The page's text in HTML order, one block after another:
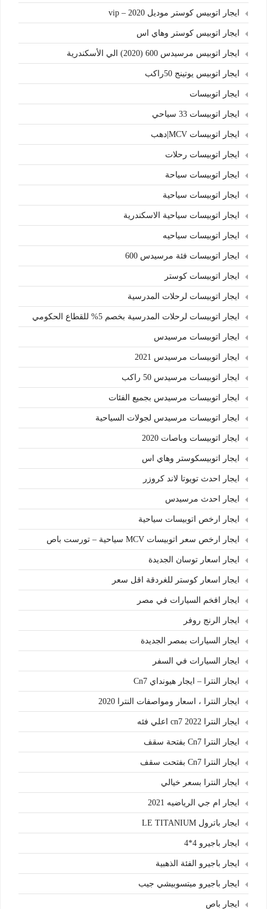
ايجار اتوبيس كوستر موديل 2020 – vip
ايجار اتوبيس كوستر وهاي اس
ايجار اتوبيس مرسيدس 600 (2020) الي الأسكندرية
ايجار اتوبيس يوتينج 50راكب
ايجار اتوبيسات
ايجار اتوبيسات 33 سياحي
ايجار اتوبيسات MCV|دهب
ايجار اتوبيسات رحلات
ايجار اتوبيسات سياحة
ايجار اتوبيسات سياحية
ايجار اتوبيسات سياحية الاسكندرية
ايجار اتوبيسات سياحيه
ايجار اتوبيسات فئة مرسيدس 600
ايجار اتوبيسات كوستر
ايجار اتوبيسات لرحلات المدرسية
ايجار اتوبيسات لرحلات المدرسية بخصم 5% للقطاع الحكومي
ايجار اتوبيسات مرسيدس
ايجار اتوبيسات مرسيدس 2021
ايجار اتوبيسات مرسيدس 50 راكب
ايجار اتوبيسات مرسيدس بجميع الفئات
ايجار اتوبيسات مرسيدس لجولات السياحية
ايجار اتوبيسات وباصات 2020
ايجار اتوبيسكوستر وهاي اس
ايجار احدث تويوتا لاند كروزر
ايجار احدث مرسيدس
ايجار ارخص اتوبيسات سياحية
ايجار ارخص سعر اتوبيسات MCV سياحية – تورست باص
ايجار اسعار توسان الجديدة
ايجار اسعار كوستر للغردقة اقل سعر
ايجار افخم السيارات في مصر
ايجار الرنج روفر
ايجار السيارات بمصر الجديدة
ايجار السيارات في السفر
ايجار النترا – ايجار هيونداي Cn7
ايجار النترا ، اسعار ومواصفات النترا 2020
ايجار النترا cn7 2022 اعلي فئه
ايجار النترا Cn7 بفتحة سقف
ايجار النترا Cn7 بفتحت سقف
ايجار النترا بسعر خيالي
ايجار ام جي الرياضيه 2021
ايجار باترول LE TITANIUM
ايجار باجيرو 4*4
ايجار باجيرو الفئة الذهبية
ايجار باجيرو ميتسوبيشي جيب
ايجار باص